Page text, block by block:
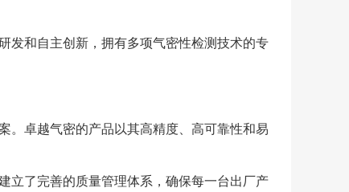
发和自主创新，拥有多项气密性检测技术的专
。卓越气密的产品以其高精度、高可靠性和易
立了完善的质量管理体系，确保每一台出厂产